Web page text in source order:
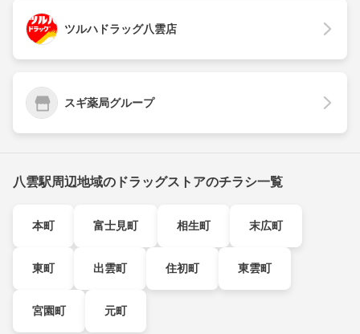
ツルハドラッグ八雲店
スギ薬局グループ
八雲駅周辺地域のドラッグストアのチラシ一覧
本町 富士見町 相生町 末広町
東町 出雲町 住初町 東雲町
宮園町 元町